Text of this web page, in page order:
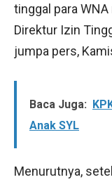
tinggal para
Direktur Izin
jumpa pers,
Baca Juga:
Anak SYL
Menurutnya,